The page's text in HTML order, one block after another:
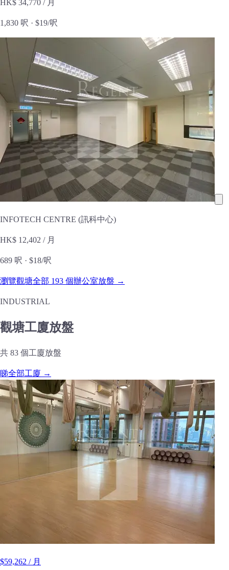
HK$ 34,770 / 月
1,830 呎 · $19/呎
INFOTECH CENTRE (訊科中心)
HK$ 12,402 / 月
689 呎 · $18/呎
瀏覽觀塘全部 193 個辦公室放盤 →
INDUSTRIAL
觀塘工廈放盤
共 83 個工廈放盤
睇全部工廈 →
$59,262 / 月